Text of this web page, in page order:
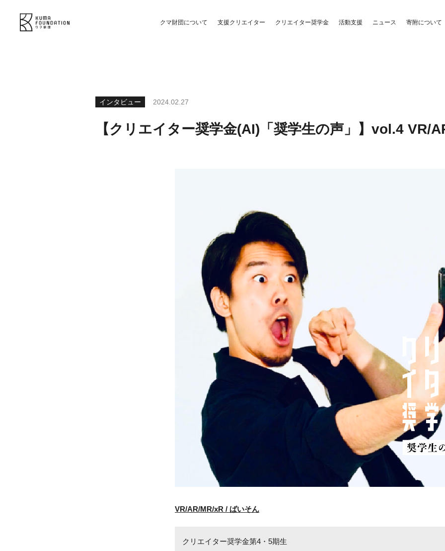
クマ財団について 支援クリエイター クリエイター奨学金 活動支援 ニュース 寄附について
インタビュー 2024.02.27
【クリエイター奨学金(AI)「奨学生の声」】vol.4 VR/
VR/AR/MR/xR / ばいそん
クリエイター奨学金第4・5期生